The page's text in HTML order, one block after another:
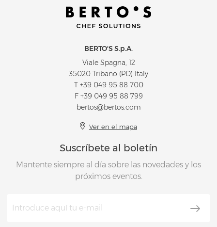
BERTO'S S.p.A.
Viale Spagna, 12
35020 Tribano (PD) Italy
T +39 049 95 88 700
F +39 049 95 88 799
bertos@bertos.com
Ver en el mapa
Suscríbete al boletín
Mantente siempre al día sobre las novedades y los
próximos eventos.